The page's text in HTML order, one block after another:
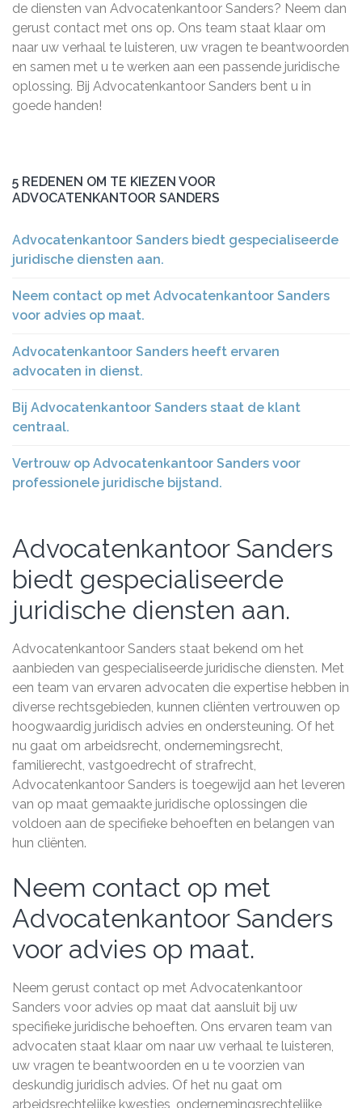
de diensten van Advocatenkantoor Sanders? Neem dan
gerust contact met ons op. Ons team staat klaar om
naar uw verhaal te luisteren, uw vragen te beantwoorden
en samen met u te werken aan een passende juridische
oplossing. Bij Advocatenkantoor Sanders bent u in
goede handen!
5 REDENEN OM TE KIEZEN VOOR
ADVOCATENKANTOOR SANDERS
Advocatenkantoor Sanders biedt gespecialiseerde
juridische diensten aan.
Neem contact op met Advocatenkantoor Sanders
voor advies op maat.
Advocatenkantoor Sanders heeft ervaren
advocaten in dienst.
Bij Advocatenkantoor Sanders staat de klant
centraal.
Vertrouw op Advocatenkantoor Sanders voor
professionele juridische bijstand.
Advocatenkantoor Sanders
biedt gespecialiseerde
juridische diensten aan.
Advocatenkantoor Sanders staat bekend om het
aanbieden van gespecialiseerde juridische diensten. Met
een team van ervaren advocaten die expertise hebben in
diverse rechtsgebieden, kunnen cliënten vertrouwen op
hoogwaardig juridisch advies en ondersteuning. Of het
nu gaat om arbeidsrecht, ondernemingsrecht,
familierecht, vastgoedrecht of strafrecht,
Advocatenkantoor Sanders is toegewijd aan het leveren
van op maat gemaakte juridische oplossingen die
voldoen aan de specifieke behoeften en belangen van
hun cliënten.
Neem contact op met
Advocatenkantoor Sanders
voor advies op maat.
Neem gerust contact op met Advocatenkantoor
Sanders voor advies op maat dat aansluit bij uw
specifieke juridische behoeften. Ons ervaren team van
advocaten staat klaar om naar uw verhaal te luisteren,
uw vragen te beantwoorden en u te voorzien van
deskundig juridisch advies. Of het nu gaat om
arbeidsrechtelijke kwesties, ondernemingsrechtelijke